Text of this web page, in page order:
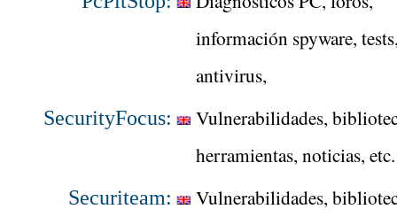
información spyware,
antivirus,
SecurityFocus:
Vulnerabilidades,
herramientas, noticias, etc.
Securiteam:
Vulnerabilidades,